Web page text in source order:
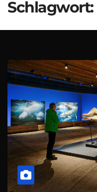
Schlagwort: